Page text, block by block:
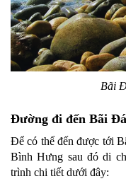
Bãi
Đường đi đến Bãi
Để có thể đến được tới
Bình Hưng sau đó di
trình chi tiết dưới đây: